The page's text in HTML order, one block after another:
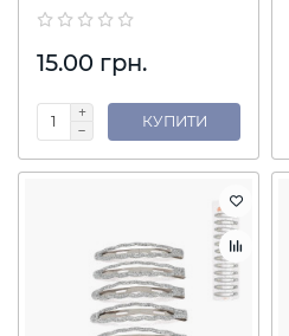
15.00 грн.
КУПИТИ